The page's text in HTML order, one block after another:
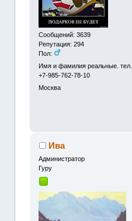
Сообщений: 3639
Репутация: 294
Пол:
Имя и фамилия реальные. тел.
+7-985-762-78-10
Москва
Ива
Администрaтор
Гуру